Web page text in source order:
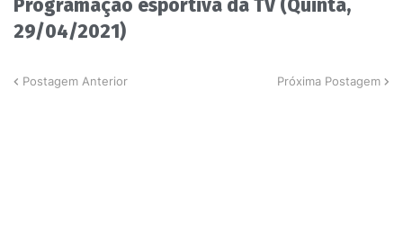
Programação esportiva da TV (Quinta,
29/04/2021)
Postagem Anterior Próxima Postagem